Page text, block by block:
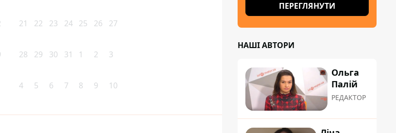
21 22 23 24 25 26 27
28 29 30 31 1 2 3
4 5 6 7 8 9 10
ПЕРЕГЛЯНУТИ
НАШІ АВТОРИ
Ольга
Палій
РЕДАКТОР